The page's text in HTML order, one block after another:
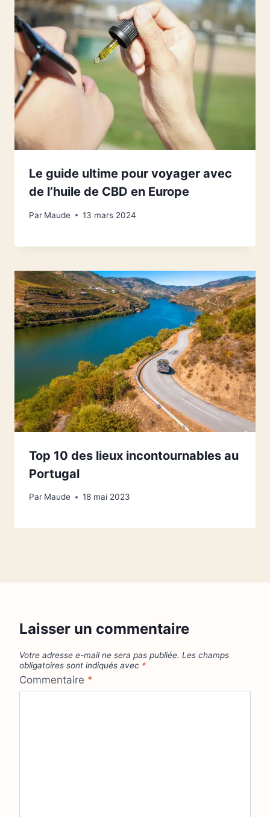
Le guide ultime pour voyager avec
de l’huile de CBD en Europe
Par Maude 13 mars 2024
Top 10 des lieux incontournables au
Portugal
Par Maude 18 mai 2023
Laisser un commentaire
Votre adresse e-mail ne sera pas publiée. Les champs
obligatoires sont indiqués avec *
Commentaire *